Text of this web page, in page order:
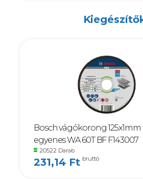
Bosch vágókorong 125x1mm
egyenes WA 60T BF F143007
20522 Darab
231,14 Ft bruttó